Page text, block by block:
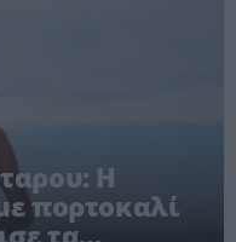
Η
πορτοκαλί
τα